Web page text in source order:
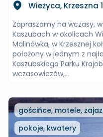
Wieżyca, Krzeszna
Zapraszamy na wczasy,
Kaszubach w okolicach
Malinówka, w Krzesznej
położony w jednym z
Kaszubskiego Parku
wczasowiczów,...
gościńce, motele,
pokoje, kwatery